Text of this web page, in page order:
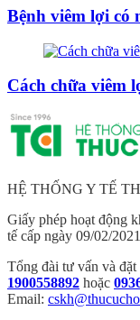
Bệnh viêm lợi có
Cách chữa viêm
HỆ THỐNG Y TẾ
Giấy phép hoạt động
tế cấp ngày 09/02/2021
Tổng đài tư vấn và đặt
1900558892 hoặc
Email: